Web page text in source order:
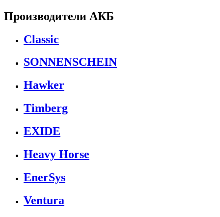
Производители АКБ
Classic
SONNENSCHEIN
Hawker
Timberg
EXIDE
Heavy Horse
EnerSys
Ventura